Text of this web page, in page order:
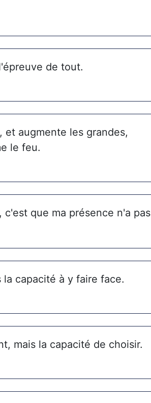
de tout.
et augmente les grandes,
le feu.
que ma présence n'a pas
capacité à y faire face.
mais la capacité de choisir.